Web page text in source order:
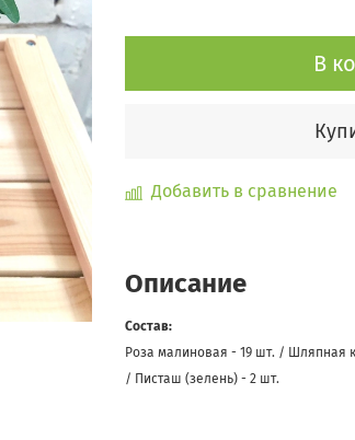
В
Добавить в сравнение
Описание
Состав:
Роза малиновая - 19 шт. / Шляпная
/ Писташ (зелень) - 2 шт.